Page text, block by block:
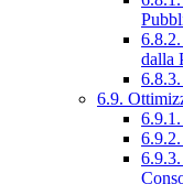
dalla
6.9.